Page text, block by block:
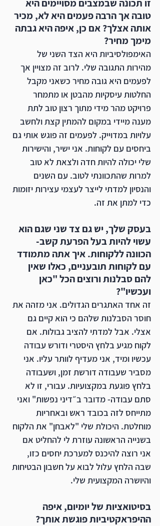
זו תכונה שבמצבים מסויימים היא
טובה אך הרבה פעמים היא לא, מכיר
אותה אצלך? אם כן, איפה היא גבתה
מימך מחיר?
האימפולסיביות היא הצד השני של
מהירות התגובה שלי. לרוב זה מצויין אך
לפעמים היא גובה מחיר כשאני מקבל
החלטות עיסקיות מהבטן או מתמחר
פרויקט מהר מידי מתוך רצון טוב לתת
מענה מיידי במקום להמתין קצת ולחשב
עלויות במדוייק. לפעמים זה פוגש אותי גם
ביחסים עם לקוחות. אני ישיר, והישירות
שלי יכולה להיות חדה ולצאת לא טוב
למרות שהתכוונתי לטוב. עם השנים
והנסיון למדתי לייצר לעצמי עצירות יזומות
כדי למתן את זה.
בעסק שלך, יש גם צד שני שגם הוא
עשוי להיות בעל הפרעת קשב-
הכוונה ללקוחות. איך אתה מתמודד
עם לקוחות תובעניים, כאלו שאין
להם סבלנות ורוצים הכל "כאן
ועכשיו"?
זה אחד האתגרים הגדולים. אני מזהה את
חוסר הסבלנות שלהם כי הוא קיים גם
אצלי. אבל למדתי להציב גבולות. אם
לקוח מגיע בלחץ היסטרי ודורש עבודה
עכשיו ומיד, אני מעדיף לוותר עליו. אני
מסביר שעבודה דורשת זמן, ושעבודה
בלחץ פוגעת במקצועיות. עבורי, זו לא
סתם עבודה- מדובר ב״דיני נפשות" ואני
מתייחס לזה בכובד ראש ובאחריות
מוחלטת. היכולת שלי "לאבחן" את הלקוח
בשנייה הראשונה עוזרת לי להחליט אם
אני רוצה להיכנס למערכת יחסים כזו,
שבה הלחץ עלול לבוא על חשבון הבטיחות
והיושרה המקצועית שלי.
בסיטואציות של יומיום, איפה
ההיפראקטיביות פוגשת אותך?